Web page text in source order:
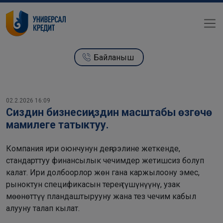
Байланыш
02.2.2026 16:09
Сиздин бизнесиңиздин масштабы өзгөчө
мамилеге татыктуу.
Компания ири оюнчунун деңгээлине жеткенде,
стандарттуу финансылык чечимдер жетишсиз болуп
калат. Ири долбоорлор жөн гана каржылоону эмес,
рыноктун спецификасын терең түшүнүүнү, узак
мөөнөттүү пландаштырууну жана тез чечим кабыл
алууну талап кылат.